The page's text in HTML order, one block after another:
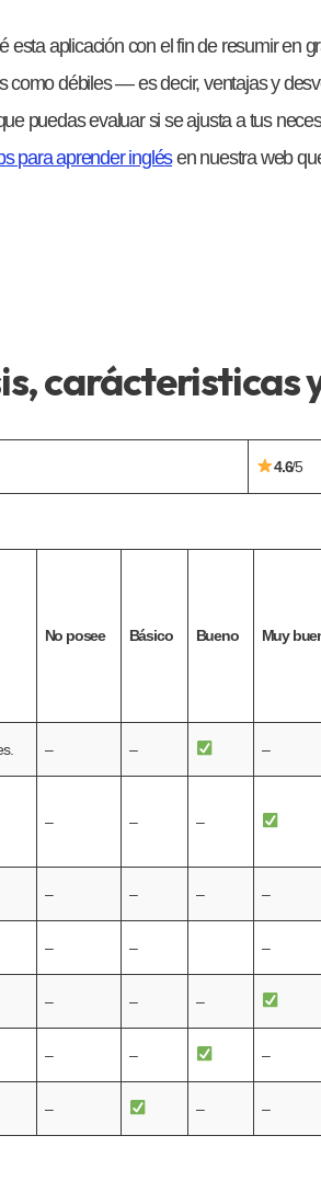
aplicación con el fin de resumir en
como débiles — es decir, ventajas y
puedas evaluar si se ajusta a tus
para aprender inglésen nuestra web
carácteristicas
4.6/5
No posee Básico Bueno Muy
– – –
– – –
– – – –
– – –
– – –
– – –
– – –